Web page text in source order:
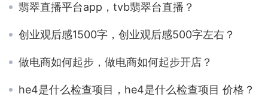
翡翠直播平台app，tvb翡翠台直播？
创业观后感1500字，创业观后感500字左右？
做电商如何起步，做电商如何起步开店？
he4是什么检查项目，he4是什么检查项目 价格？